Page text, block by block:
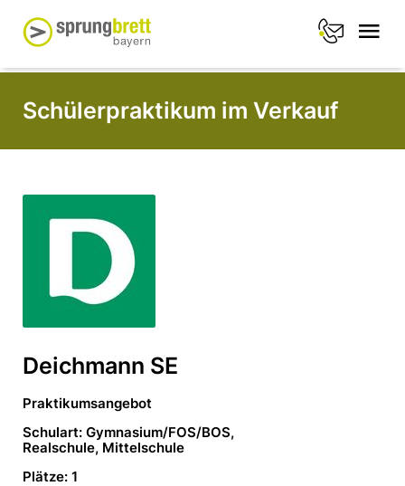
Schülerpraktikum im Verkauf
Deichmann SE
Praktikumsangebot
Schulart: Gymnasium/FOS/BOS,
Realschule, Mittelschule
Plätze: 1